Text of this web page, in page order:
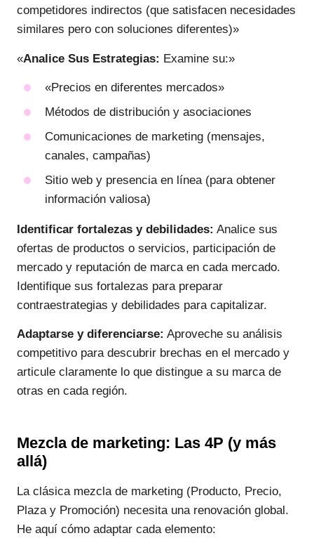
competidores indirectos (que satisfacen necesidades
similares pero con soluciones diferentes)»
«Analice Sus Estrategias: Examine su:»
«Precios en diferentes mercados»
Métodos de distribución y asociaciones
Comunicaciones de marketing (mensajes,
canales, campañas)
Sitio web y presencia en línea (para obtener
información valiosa)
Identificar fortalezas y debilidades: Analice sus
ofertas de productos o servicios, participación de
mercado y reputación de marca en cada mercado.
Identifique sus fortalezas para preparar
contraestrategias y debilidades para capitalizar.
Adaptarse y diferenciarse: Aproveche su análisis
competitivo para descubrir brechas en el mercado y
articule claramente lo que distingue a su marca de
otras en cada región.
Mezcla de marketing: Las 4P (y más
allá)
La clásica mezcla de marketing (Producto, Precio,
Plaza y Promoción) necesita una renovación global.
He aquí cómo adaptar cada elemento: